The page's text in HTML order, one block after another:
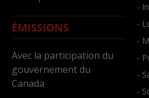
ÉMISSIONS
Avec la participation du
gouvernement du
Canada
-
-
-
-
-
-